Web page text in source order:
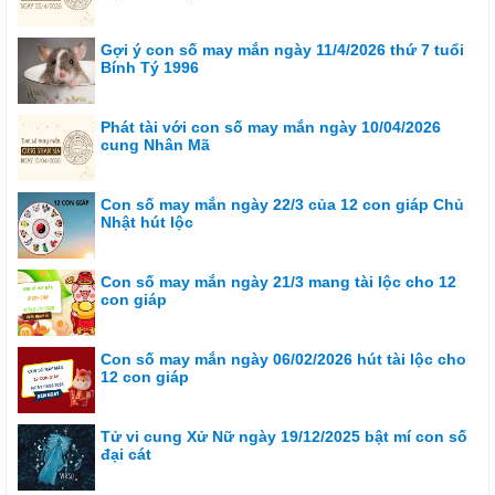
Gợi ý con số may mắn ngày 11/4/2026 thứ 7 tuổi
Bính Tý 1996
Phát tài với con số may mắn ngày 10/04/2026
cung Nhân Mã
Con số may mắn ngày 22/3 của 12 con giáp Chủ
Nhật hút lộc
Con số may mắn ngày 21/3 mang tài lộc cho 12
con giáp
Con số may mắn ngày 06/02/2026 hút tài lộc cho
12 con giáp
Tử vi cung Xử Nữ ngày 19/12/2025 bật mí con số
đại cát